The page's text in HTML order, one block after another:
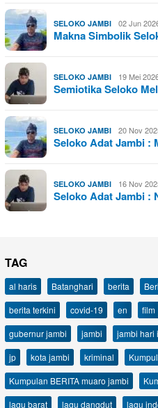
SELOKO JAMBI 02 Jun
Makna Simbolik
SELOKO JAMBI 19 Mei
Semiotika Seloko
SELOKO JAMBI 20 Nov
Seloko Adat Jambi :
SELOKO JAMBI 16 Nov
Seloko Adat Jambi :
TAG
al haris Batanghari berita
berita terkini
covid-19 en film
gubernur jambi
jambi jambi hari
jp
kota jambi kriminal
Kumpulan BERITA muaro jambi
lagu barat
lagu dangdut lagu